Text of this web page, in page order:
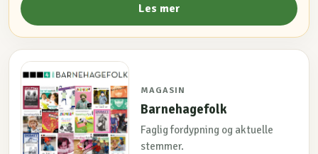
Les mer
MAGASIN
Barnehagefolk
Faglig fordypning og aktuelle
stemmer.